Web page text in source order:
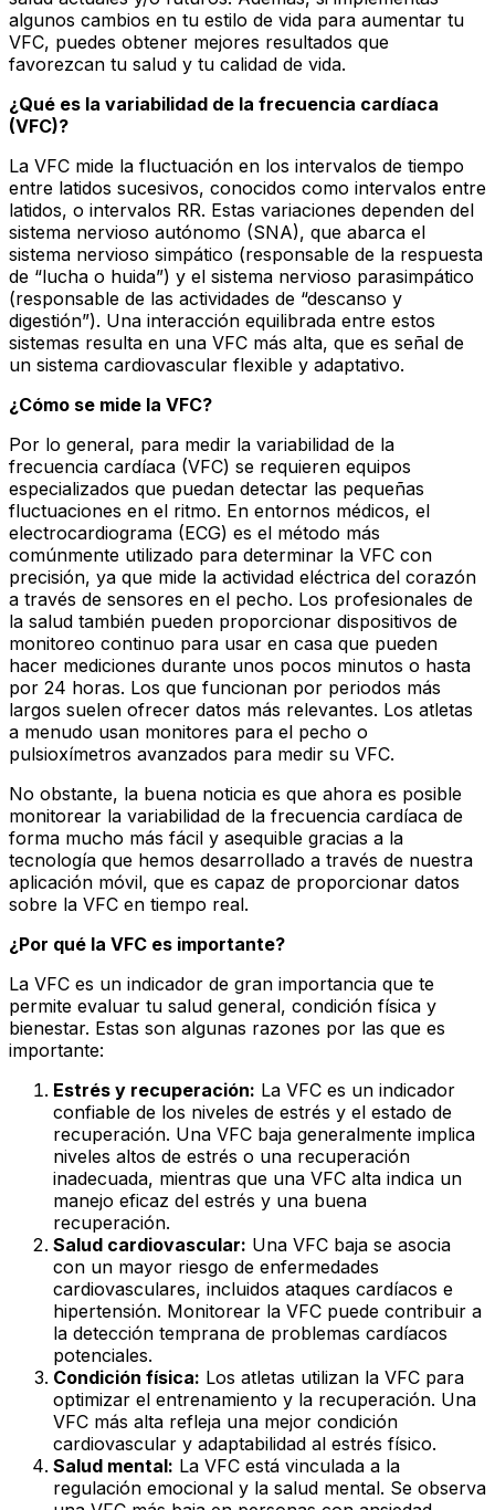
algunos cambios en tu estilo de vida para aumentar tu
VFC, puedes obtener mejores resultados que
favorezcan tu salud y tu calidad de vida.
¿Qué es la variabilidad de la frecuencia cardíaca
(VFC)?
La VFC mide la fluctuación en los intervalos de tiempo
entre latidos sucesivos, conocidos como intervalos entre
latidos, o intervalos RR. Estas variaciones dependen del
sistema nervioso autónomo (SNA), que abarca el
sistema nervioso simpático (responsable de la respuesta
de “lucha o huida”) y el sistema nervioso parasimpático
(responsable de las actividades de “descanso y
digestión”). Una interacción equilibrada entre estos
sistemas resulta en una VFC más alta, que es señal de
un sistema cardiovascular flexible y adaptativo.
¿Cómo se mide la VFC?
Por lo general, para medir la variabilidad de la
frecuencia cardíaca (VFC) se requieren equipos
especializados que puedan detectar las pequeñas
fluctuaciones en el ritmo. En entornos médicos, el
electrocardiograma (ECG) es el método más
comúnmente utilizado para determinar la VFC con
precisión, ya que mide la actividad eléctrica del corazón
a través de sensores en el pecho. Los profesionales de
la salud también pueden proporcionar dispositivos de
monitoreo continuo para usar en casa que pueden
hacer mediciones durante unos pocos minutos o hasta
por 24 horas. Los que funcionan por periodos más
largos suelen ofrecer datos más relevantes. Los atletas
a menudo usan monitores para el pecho o
pulsioxímetros avanzados para medir su VFC.
No obstante, la buena noticia es que ahora es posible
monitorear la variabilidad de la frecuencia cardíaca de
forma mucho más fácil y asequible gracias a la
tecnología que hemos desarrollado a través de nuestra
aplicación móvil, que es capaz de proporcionar datos
sobre la VFC en tiempo real.
¿Por qué la VFC es importante?
La VFC es un indicador de gran importancia que te
permite evaluar tu salud general, condición física y
bienestar. Estas son algunas razones por las que es
importante:
Estrés y recuperación: La VFC es un indicador
confiable de los niveles de estrés y el estado de
recuperación. Una VFC baja generalmente implica
niveles altos de estrés o una recuperación
inadecuada, mientras que una VFC alta indica un
manejo eficaz del estrés y una buena
recuperación.
Salud cardiovascular: Una VFC baja se asocia
con un mayor riesgo de enfermedades
cardiovasculares, incluidos ataques cardíacos e
hipertensión. Monitorear la VFC puede contribuir a
la detección temprana de problemas cardíacos
potenciales.
Condición física: Los atletas utilizan la VFC para
optimizar el entrenamiento y la recuperación. Una
VFC más alta refleja una mejor condición
cardiovascular y adaptabilidad al estrés físico.
Salud mental: La VFC está vinculada a la
regulación emocional y la salud mental. Se observa